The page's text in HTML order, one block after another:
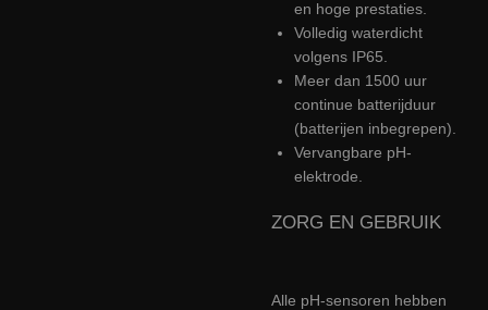
en hoge prestaties.
Volledig waterdicht
volgens IP65.
Meer dan 1500 uur
continue batterijduur
(batterijen inbegrepen).
Vervangbare pH-
elektrode.
ZORG EN GEBRUIK
Alle pH-sensoren hebben